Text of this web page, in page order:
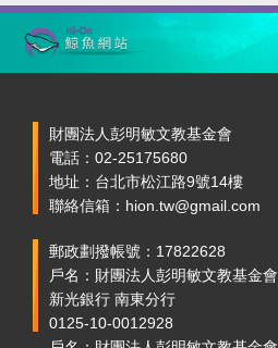
財團法人彭明敏文教基金會
電話：02-25175680
地址：台北市松江路9號14樓
聯絡信箱：hion.tw@gmail.com
郵政劃撥帳號：17822628
戶名：財團法人彭明敏文教基金會
新光銀行 南東分行
0125-10-0012928